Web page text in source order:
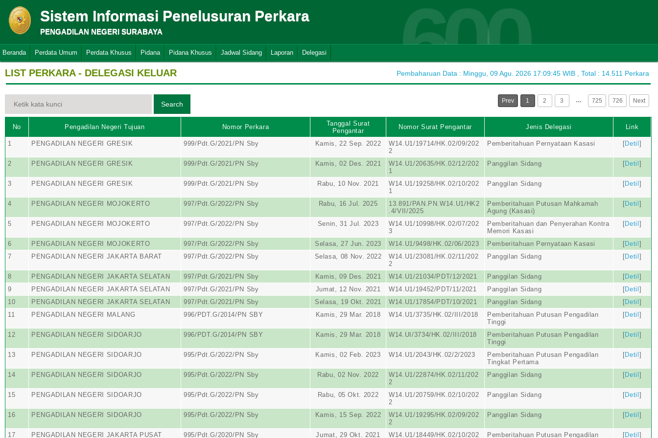
Sistem Informasi Penelusuran Perkara
PENGADILAN NEGERI SURABAYA 600
Beranda Perdata Umum Perdata Khusus Pidana Pidana Khusus Jadwal Sidang Laporan Delegasi
LIST PERKARA - DELEGASI KELUAR Pembaharuan Data : Minggu, 09 Agu. 2026 17:09:45 WIB , Total : 14.511 Perkara
Prev 1 2 3 … 725 726 Next
No Pengadilan Negeri Tujuan Nomor Perkara
Tanggal Surat
Pengantar
Nomor Surat Pengantar Jenis Delegasi Link
1 PENGADILAN NEGERI GRESIK 999/Pdt.G/2021/PN Sby Kamis, 22 Sep. 2022
W14.U1/19714/HK.02/09/202
2
Pemberitahuan Pernyataan Kasasi [Detil ]
2 PENGADILAN NEGERI GRESIK 999/Pdt.G/2021/PN Sby Kamis, 02 Des. 2021
W14.U1/20635/HK.02/12/202
1
Panggilan Sidang [Detil ]
3 PENGADILAN NEGERI GRESIK 999/Pdt.G/2021/PN Sby Rabu, 10 Nov. 2021
W14.U1/19258/HK.02/10/202
1
Panggilan Sidang [Detil ]
4 PENGADILAN NEGERI MOJOKERTO 997/Pdt.G/2022/PN Sby Rabu, 16 Jul. 2025
13.891/PAN.PN.W14.U1/HK2
.4/VII/2025
Pemberitahuan Putusan Mahkamah
Agung (Kasasi)
[Detil ]
5 PENGADILAN NEGERI MOJOKERTO 997/Pdt.G/2022/PN Sby Senin, 31 Jul. 2023
W14.U1/10998/HK.02/07/202
3
Pemberitahuan dan Penyerahan Kontra
Memori Kasasi
[Detil ]
6 PENGADILAN NEGERI MOJOKERTO 997/Pdt.G/2022/PN Sby Selasa, 27 Jun. 2023 W14.U1/9498/HK.02/06/2023 Pemberitahuan Pernyataan Kasasi [Detil ]
7
PENGADILAN NEGERI JAKARTA BARAT 997/Pdt.G/2022/PN Sby Selasa, 08 Nov. 2022
W14.U1/23081/HK.02/11/202
2
Panggilan Sidang [Detil ]
8 PENGADILAN NEGERI JAKARTA SELATAN 997/Pdt.G/2021/PN Sby Kamis, 09 Des. 2021 W14.U1/21034/PDT/12/2021 Panggilan Sidang [Detil ]
9
PENGADILAN NEGERI JAKARTA SELATAN 997/Pdt.G/2021/PN Sby Jumat, 12 Nov. 2021 W14.U1/19452/PDT/11/2021 Panggilan Sidang [Detil ]
10
PENGADILAN NEGERI JAKARTA SELATAN 997/Pdt.G/2021/PN Sby Selasa, 19 Okt. 2021 W14.U1/17854/PDT/10/2021 Panggilan Sidang [Detil ]
11
PENGADILAN NEGERI MALANG 996/PDT.G/2014/PN SBY Kamis, 29 Mar. 2018 W14.U1/3735/HK.02/III/2018
Pemberitahuan Putusan Pengadilan
Tinggi
[Detil ]
12 PENGADILAN NEGERI SIDOARJO 996/PDT.G/2014/PN SBY Kamis, 29 Mar. 2018 W14.UI/3734/HK.02/III/2018
Pemberitahuan Putusan Pengadilan
Tinggi
[Detil ]
13 PENGADILAN NEGERI SIDOARJO 995/Pdt.G/2022/PN Sby Kamis, 02 Feb. 2023 W14.U1/2043/HK.02/2/2023
Pemberitahuan Putusan Pengadilan
Tingkat Pertama
[Detil ]
14 PENGADILAN NEGERI SIDOARJO 995/Pdt.G/2022/PN Sby Rabu, 02 Nov. 2022
W14.U1/22874/HK.02/11/202
2
Panggilan Sidang [Detil ]
15 PENGADILAN NEGERI SIDOARJO 995/Pdt.G/2022/PN Sby Rabu, 05 Okt. 2022
W14.U1/20759/HK.02/10/202
2
Panggilan Sidang [Detil ]
16 PENGADILAN NEGERI SIDOARJO 995/Pdt.G/2022/PN Sby Kamis, 15 Sep. 2022
W14.U1/19295/HK.02/09/202
2
Panggilan Sidang [Detil ]
17 PENGADILAN NEGERI JAKARTA PUSAT 995/Pdt.G/2020/PN Sby Jumat, 29 Okt. 2021 W14.U1/18449/HK.02/10/202 Pemberitahuan Putusan Pengadilan [Detil ]